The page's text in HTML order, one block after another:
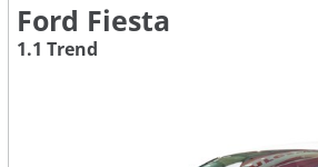
Ford Fiesta
1.1 Trend